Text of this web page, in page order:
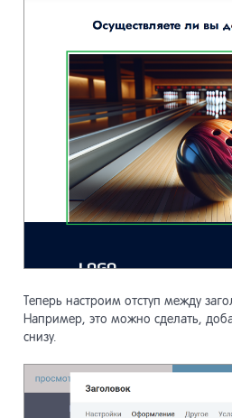
Теперь настроим отступ между
Например, это можно сделать,
снизу.